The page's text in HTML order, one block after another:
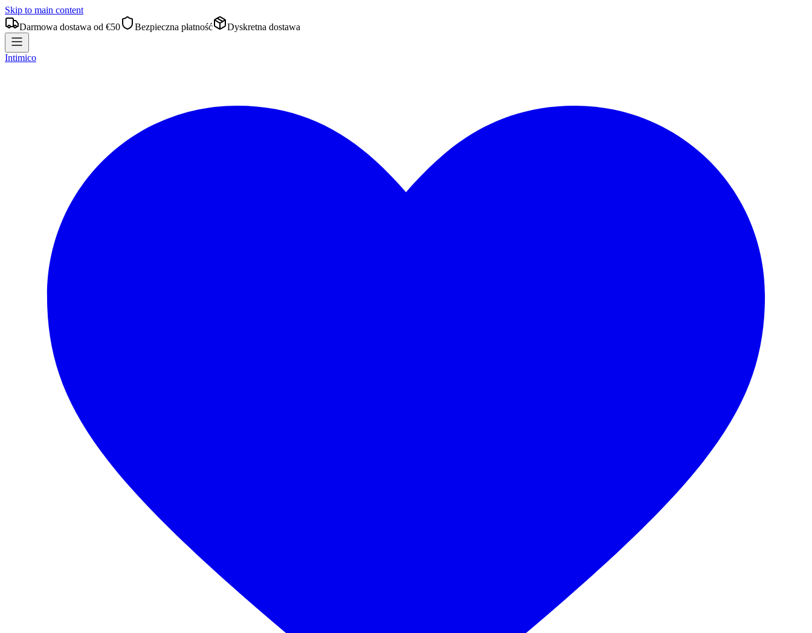
Skip to main content
Darmowa dostawa od €50
Bezpieczna płatność Dyskretna dostawa
Intimico